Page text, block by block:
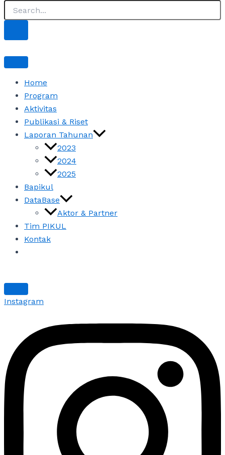
Home
Program
Aktivitas
Publikasi & Riset
Laporan Tahunan
2023
2024
2025
Bapikul
DataBase
Aktor & Partner
Tim PIKUL
Kontak
Instagram